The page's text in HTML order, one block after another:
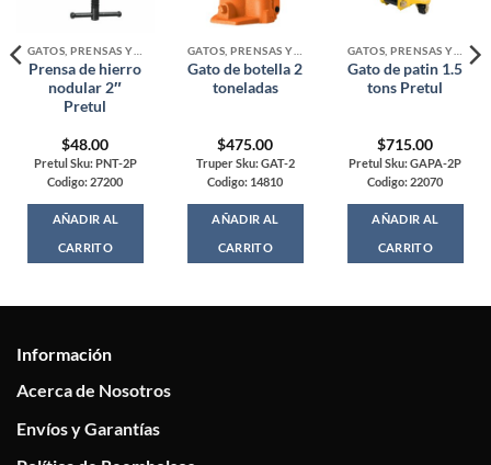
Prensa de hierro
nodular 2″
Pretul
$48.00
Pretul Sku: PNT-2P
Codigo: 27200
AÑADIR AL
CARRITO
Gato de botella 2
toneladas
$475.00
Truper Sku: GAT-2
Codigo: 14810
AÑADIR AL
CARRITO
Gato de patin 1.5
tons Pretul
$715.00
Pretul Sku: GAPA-2P
Codigo: 22070
AÑADIR AL
CARRITO
Información
Acerca de Nosotros
Envíos y Garantías